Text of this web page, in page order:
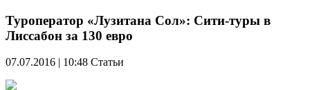
Туроператор «Лузитана Сол»: Сити-туры в
Лиссабон за 130 евро
07.07.2016 | 10:48 Статьи